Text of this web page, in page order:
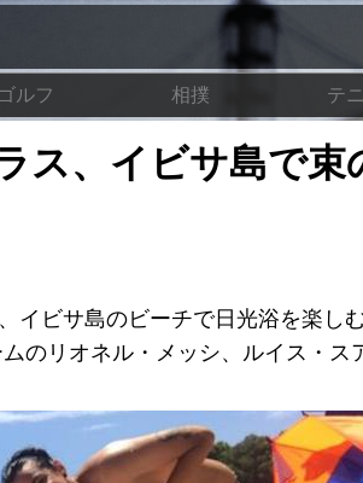
ゴルフ 相撲 テ
ス、イビサ島で束
ビサ島のビーチで日光浴を楽し
リオネル・メッシ、ルイス・ス